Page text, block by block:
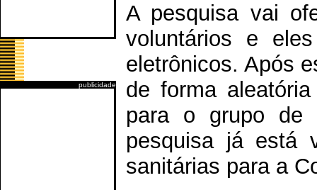
publicidade
A pesquisa vai
voluntários e
eletrônicos. Após
de forma
para o grupo de
pesquisa já está
sanitárias para a